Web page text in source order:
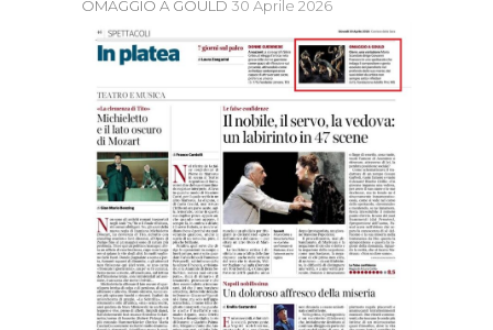
OMAGGIO A GOULD 30 Aprile 2026